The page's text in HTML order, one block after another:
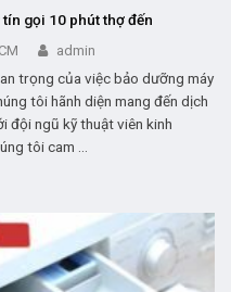
tín gọi 10 phút thợ đến
admin
trọng của việc bảo dưỡng máy
tôi hãnh diện mang đến dịch
đội ngũ kỹ thuật viên kinh
tôi cam ...